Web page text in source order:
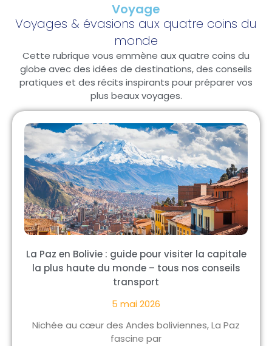
Voyage
Voyages & évasions aux quatre coins du
monde
Cette rubrique vous emmène aux quatre coins du
globe avec des idées de destinations, des conseils
pratiques et des récits inspirants pour préparer vos
plus beaux voyages.
La Paz en Bolivie : guide pour visiter la capitale
la plus haute du monde – tous nos conseils
transport
5 mai 2026
Nichée au cœur des Andes boliviennes, La Paz
fascine par